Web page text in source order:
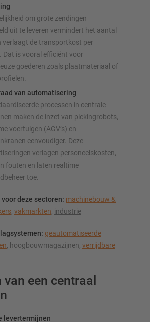
om grote zendingen
uit te leveren vermindert het aantal
verlaagt de transportkost per
Dat is vooral efficiënt voor
goederen zoals plaatmateriaal of
van automatisering
processen in centrale
maken de inzet van pickingrobots,
voertuigen (AGV’s) en
eenvoudiger. Deze
verlagen personeelskosten,
fouten en laten realtime
toe.
deze sectoren: machinebouw &
vakmarkten industrie
geautomatiseerde
, hoogbouwmagazijnen, verrijdbare
van een centraal
levertermijnen